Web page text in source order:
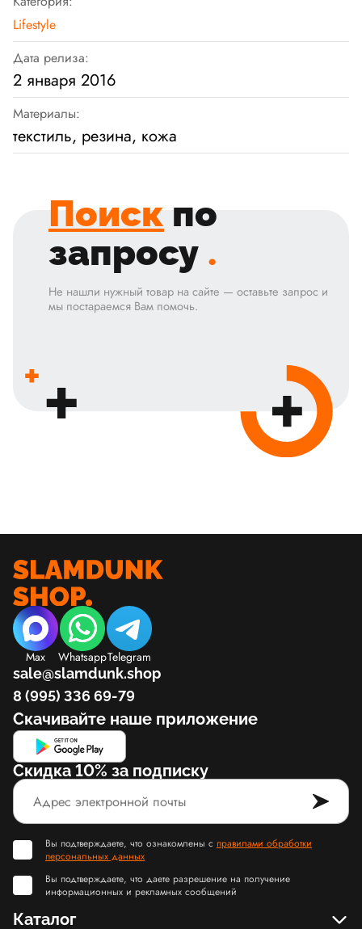
Lifestyle
Дата релиза:
2 января 2016
Материалы:
текстиль, резина, кожа
Поиск по
запросу .
Не нашли нужный товар на сайте — оставьте запрос и
мы постараемся Вам помочь.
Max WhatsappTelegram
sale@slamdunk.shop
8 (995) 336 69-79
Скачивайте наше приложение
Скидка 10% за подписку
Вы подтверждаете, что ознакомлены с правилами обработки
персональных данных
Вы подтверждаете, что даете разрешение на получение
информационных и рекламных сообщений
Каталог